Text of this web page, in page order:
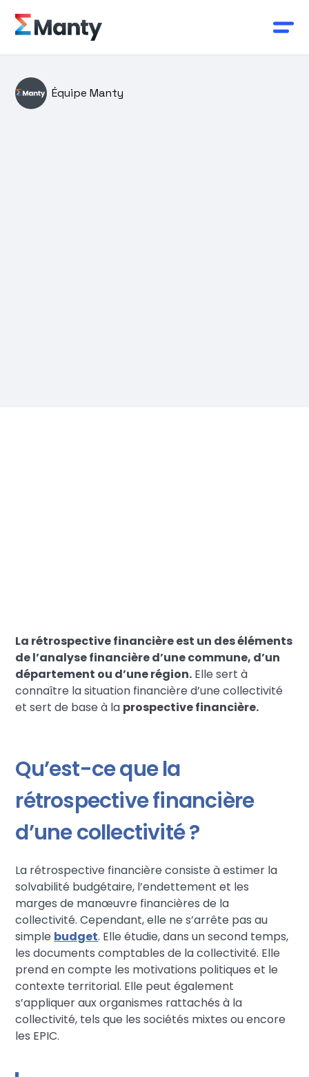
Équipe Manty
La rétrospective financière est un des éléments
de l’analyse financière d’une commune, d’un
département ou d’une région. Elle sert à
connaître la situation financière d’une collectivité
et sert de base à la prospective financière.
Qu’est-ce que la
rétrospective financière
d’une collectivité ?
La rétrospective financière consiste à estimer la
solvabilité budgétaire, l’endettement et les
marges de manœuvre financières de la
collectivité. Cependant, elle ne s’arrête pas au
simple budget. Elle étudie, dans un second temps,
les documents comptables de la collectivité. Elle
prend en compte les motivations politiques et le
contexte territorial. Elle peut également
s’appliquer aux organismes rattachés à la
collectivité, tels que les sociétés mixtes ou encore
les EPIC.